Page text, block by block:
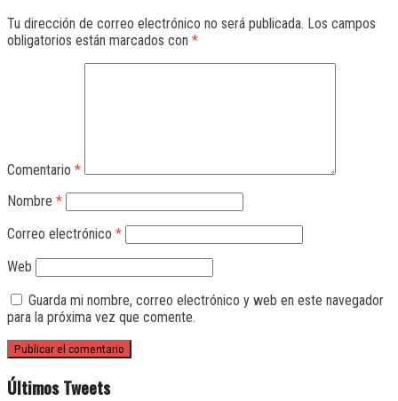
Tu dirección de correo electrónico no será publicada. Los campos
obligatorios están marcados con *
Comentario *
Nombre *
Correo electrónico *
Web
Guarda mi nombre, correo electrónico y web en este navegador
para la próxima vez que comente.
Últimos Tweets